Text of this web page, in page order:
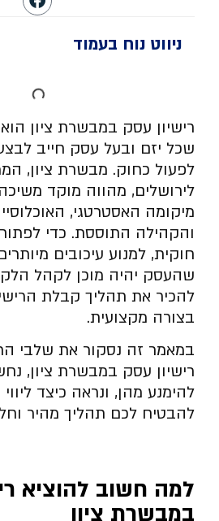
ניווט נוח בעמוד
רישיון עסק במבשרת ציון
שכל יזם ובעל עסק חייב
לפעול כחוק. מבשרת ציון,
לירושלים, מהווה מוקד
מיקומה האסטרטגי,
והקהילה התוססת. כדי
חוקית, למנוע עיכובים
שהעסק יהיה מוכן לקהל
להכיר את תהליך קבלת
בצורה מקצועית.
במאמר זה נסקור את שלבי
רישיון עסק במבשרת ציון,
להימנע מהן, ונראה כיצד ליווי
להבטיח לכם תהליך מהיר
למה חשוב להוציא
במבשרת ציון